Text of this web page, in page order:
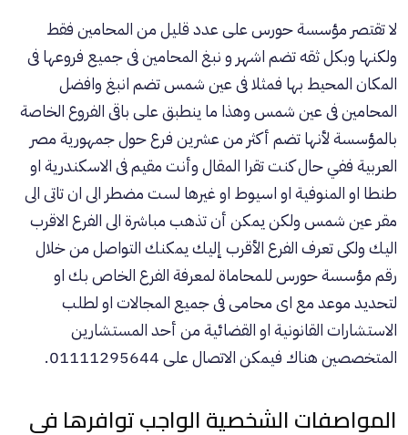
لا تقتصر مؤسسة حورسعلى عدد قليل من المحامين فقط
ولكنها وبكل ثقه تضم اشهر و نبغ المحامين فى جميع فروعها فى
المكان المحيط بها فمثلا فى عين شمس تضم انبغ وافضل
المحامين فى عين شمس وهذا ما ينطبق على باقى الفروع الخاصة
بالمؤسسة لأنها تضم أكثر من عشرين فرع حول جمهورية مصر
العربية ففي حال كنت تقرا المقال وأنت مقيم فى الاسكندرية او
طنطا او المنوفية او اسيوط او غيرها لست مضطر الى ان تاتى الى
مقر عين شمس ولكن يمكن أن تذهب مباشرة الى الفرع الاقرب
اليك ولكى تعرف الفرع الأقرب إليك يمكنك التواصل من خلال
رقممؤسسة حورس للمحاماةلمعرفة الفرع الخاص بك او
لتحديد موعد مع اى محامى فى جميع المجالات او لطلب
الاستشارات القانونية او القضائية من أحد المستشارين
المتخصصين هناك فيمكن الاتصال على 01111295644.
المواصفات الشخصية الواجب توافرها فى